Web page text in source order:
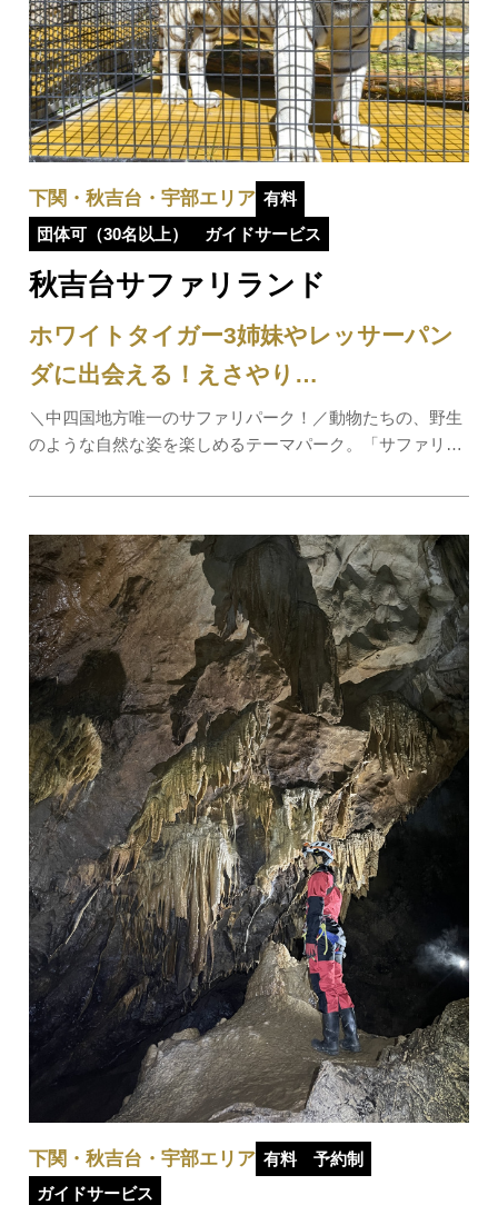
秋吉台サファリランド
ホワイトタイガー3姉妹やレッサーパン
ダに出会える！えさやり…
＼中四国地方唯一のサファリパーク！／動物たちの、野生
のような自然な姿を楽しめるテーマパーク。「サファリゾ
チーターなどが暮らしており、その姿をマイカーから間近
下関・秋吉台・宇部エリア 有料
団体可（30名以上）
ガイドサービス
下関・秋吉台・宇部エリア 有料
予約制
ガイドサービス